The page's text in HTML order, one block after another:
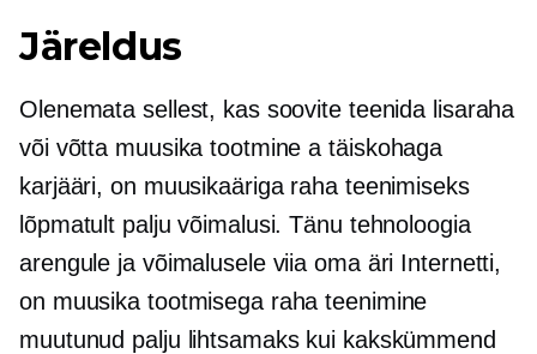
Järeldus
Olenemata sellest, kas soovite teenida lisaraha
või võtta muusika tootmine atäiskohaga
karjääri, on muusikaäriga raha teenimiseks
lõpmatult palju võimalusi. Tänu tehnoloogia
arengule ja võimalusele viia oma äri Internetti,
on muusika tootmisega raha teenimine
muutunud palju lihtsamaks kui kakskümmend